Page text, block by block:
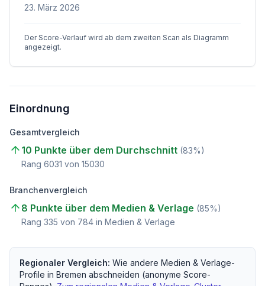
23. März 2026
Der Score-Verlauf wird ab dem zweiten Scan als Diagramm
angezeigt.
Einordnung
Gesamtvergleich
10 Punkte über dem Durchschnitt (83%)
Rang 6031 von 15030
Branchenvergleich
8 Punkte über dem Medien & Verlage (85%)
Rang 335 von 784 in Medien & Verlage
Regionaler Vergleich: Wie andere Medien & Verlage-
Profile in Bremen abschneiden (anonyme Score-